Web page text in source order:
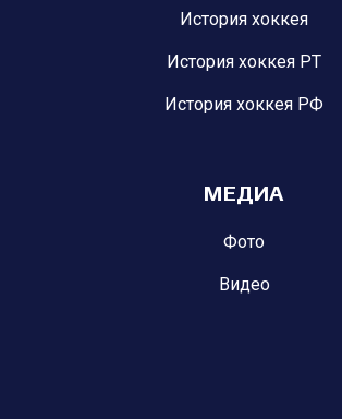
История хоккея
История хоккея РТ
История хоккея РФ
МЕДИА
Фото
Видео